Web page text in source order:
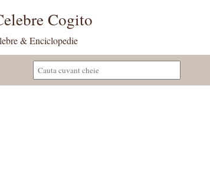
Cogito
& Enciclopedie